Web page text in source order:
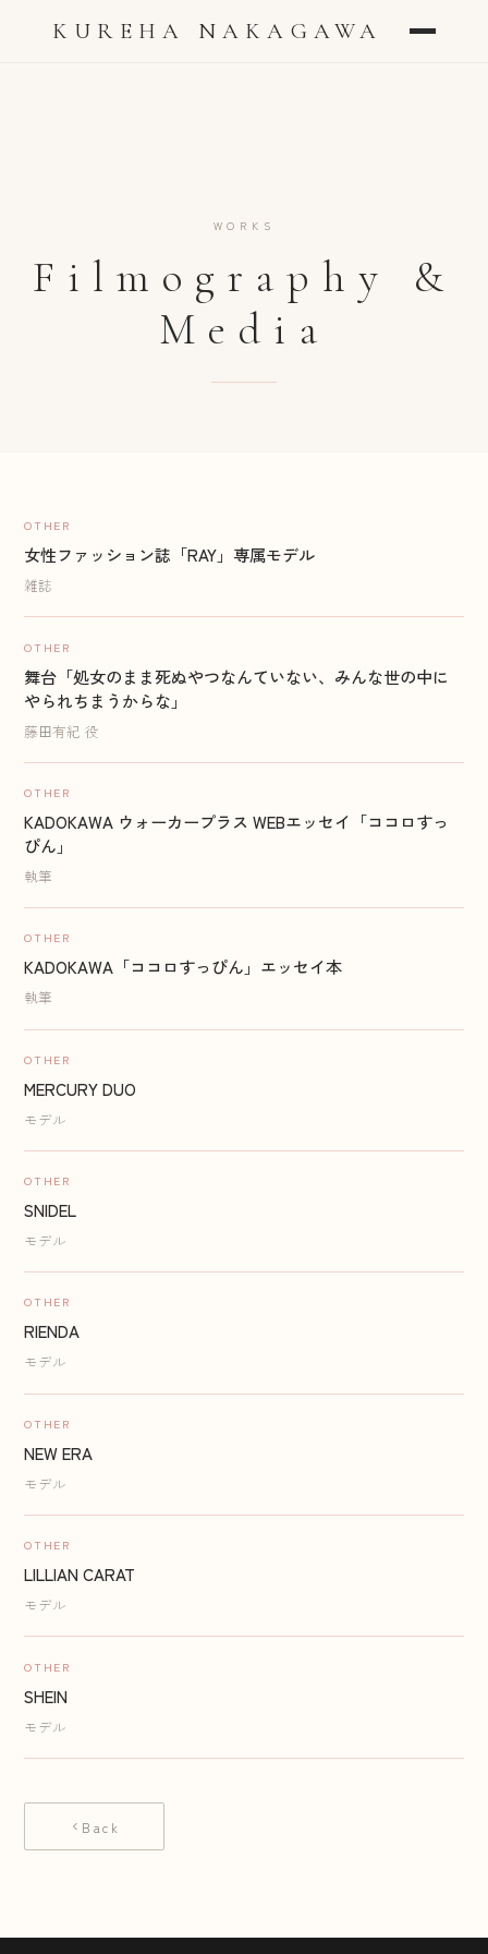
KUREHA NAKAGAWA
WORKS
Filmography &
Media
OTHER
女性ファッション誌「RAY」専属モデル
雑誌
OTHER
舞台「処女のまま死ぬやつなんていない、みんな世の中に
やられちまうからな」
藤田有紀 役
OTHER
KADOKAWA ウォーカープラス WEBエッセイ「ココロすっ
ぴん」
執筆
OTHER
KADOKAWA「ココロすっぴん」エッセイ本
執筆
OTHER
MERCURY DUO
モデル
OTHER
SNIDEL
モデル
OTHER
RIENDA
モデル
OTHER
NEW ERA
モデル
OTHER
LILLIAN CARAT
モデル
OTHER
SHEIN
モデル
Back